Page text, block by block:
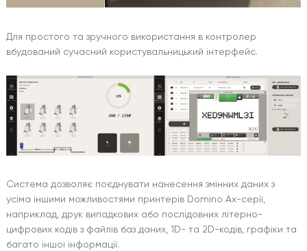
Для простого та зручного використання в контролер
вбудований сучасний користувальницький інтерфейс.
Система дозволяє поєднувати нанесення змінних даних з
усіма іншими можливостями принтерів Domino Ax-серії,
наприклад, друк випадкових або послідовних літерно-
цифрових кодів з файлів баз даних, 1D- та 2D-кодів, графіки та
багато іншої інформації.